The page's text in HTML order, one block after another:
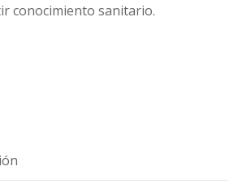
conocimiento sanitario.